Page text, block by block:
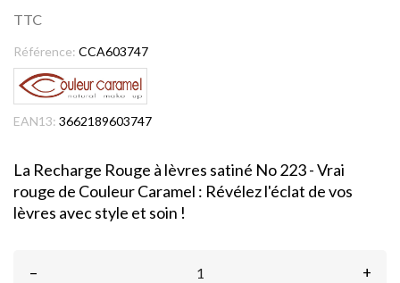
TTC
Référence: CCA603747
EAN13: 3662189603747
La Recharge Rouge à lèvres satiné No 223 - Vrai
rouge de Couleur Caramel : Révélez l'éclat de vos
lèvres avec style et soin !
– +